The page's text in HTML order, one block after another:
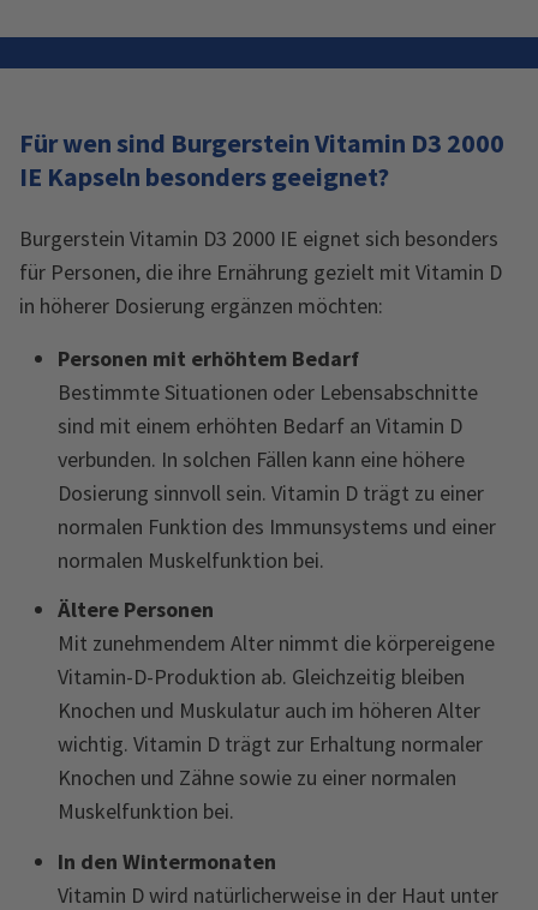
Für wen sind Burgerstein Vitamin D3 2000
IE Kapseln besonders geeignet?
Burgerstein Vitamin D3 2000 IE eignet sich besonders
für Personen, die ihre Ernährung gezielt mit Vitamin D
in höherer Dosierung ergänzen möchten:
Personen mit erhöhtem Bedarf
Bestimmte Situationen oder Lebensabschnitte
sind mit einem erhöhten Bedarf an Vitamin D
verbunden. In solchen Fällen kann eine höhere
Dosierung sinnvoll sein. Vitamin D trägt zu einer
normalen Funktion des Immunsystems und einer
normalen Muskelfunktion bei.
Ältere Personen
Mit zunehmendem Alter nimmt die körpereigene
Vitamin-D-Produktion ab. Gleichzeitig bleiben
Knochen und Muskulatur auch im höheren Alter
wichtig. Vitamin D trägt zur Erhaltung normaler
Knochen und Zähne sowie zu einer normalen
Muskelfunktion bei.
In den Wintermonaten
Vitamin D wird natürlicherweise in der Haut unter